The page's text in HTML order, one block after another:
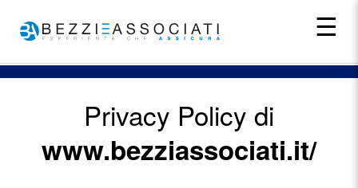
☰
Privacy Policy di
www.bezziassociati.it/